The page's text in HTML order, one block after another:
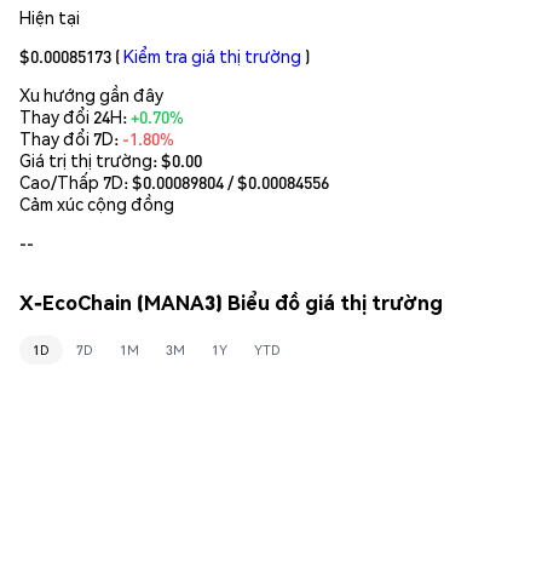
Hiện tại
$0.00085173 (Kiểm tra giá thị trường )
Xu hướng gần đây
Thay đổi 24H:+0.70%
Thay đổi 7D: -1.80%
Giá trị thị trường:$0.00
Cao/Thấp 7D: $0.00089804/ $0.00084556
Cảm xúc cộng đồng
--
X-EcoChain (MANA3) Biểu đồ giá thị trường
1D 7D 1M 3M 1Y YTD